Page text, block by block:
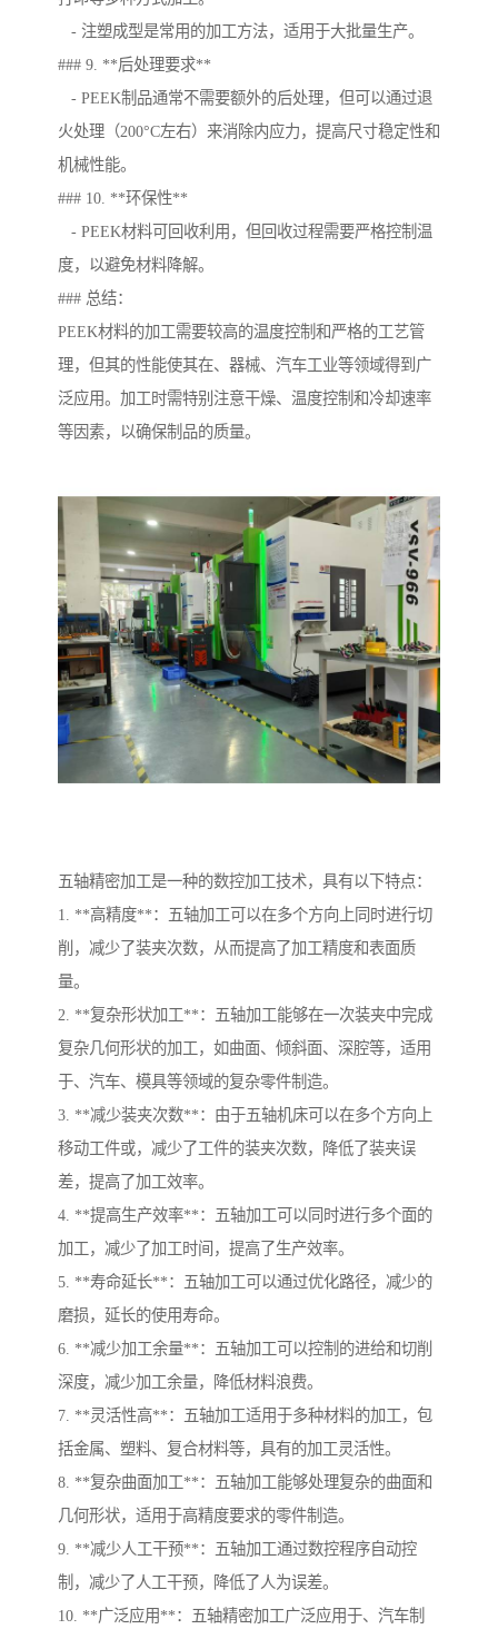
- 注塑成型是常用的加工方法，适用于大批量生产。
### 9. **后处理要求**
- PEEK制品通常不需要额外的后处理，但可以通过退
火处理（200°C左右）来消除内应力，提高尺寸稳定性和
机械性能。
### 10. **环保性**
- PEEK材料可回收利用，但回收过程需要严格控制温
度，以避免材料降解。
### 总结：
PEEK材料的加工需要较高的温度控制和严格的工艺管
理，但其的性能使其在、器械、汽车工业等领域得到广
泛应用。加工时需特别注意干燥、温度控制和冷却速率
等因素，以确保制品的质量。
五轴精密加工是一种的数控加工技术，具有以下特点：
1. **高精度**：五轴加工可以在多个方向上同时进行切
削，减少了装夹次数，从而提高了加工精度和表面质
量。
2. **复杂形状加工**：五轴加工能够在一次装夹中完成
复杂几何形状的加工，如曲面、倾斜面、深腔等，适用
于、汽车、模具等领域的复杂零件制造。
3. **减少装夹次数**：由于五轴机床可以在多个方向上
移动工件或，减少了工件的装夹次数，降低了装夹误
差，提高了加工效率。
4. **提高生产效率**：五轴加工可以同时进行多个面的
加工，减少了加工时间，提高了生产效率。
5. **寿命延长**：五轴加工可以通过优化路径，减少的
磨损，延长的使用寿命。
6. **减少加工余量**：五轴加工可以控制的进给和切削
深度，减少加工余量，降低材料浪费。
7. **灵活性高**：五轴加工适用于多种材料的加工，包
括金属、塑料、复合材料等，具有的加工灵活性。
8. **复杂曲面加工**：五轴加工能够处理复杂的曲面和
几何形状，适用于高精度要求的零件制造。
9. **减少人工干预**：五轴加工通过数控程序自动控
制，减少了人工干预，降低了人为误差。
10. **广泛应用**：五轴精密加工广泛应用于、汽车制